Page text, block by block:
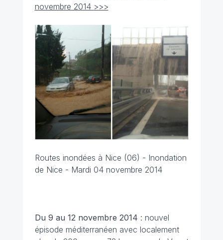
novembre 2014 >>>
Routes inondées à Nice (06) - Inondation
de Nice - Mardi 04 novembre 2014
Du 9 au 12 novembre 2014 : nouvel
épisode méditerranéen avec localement